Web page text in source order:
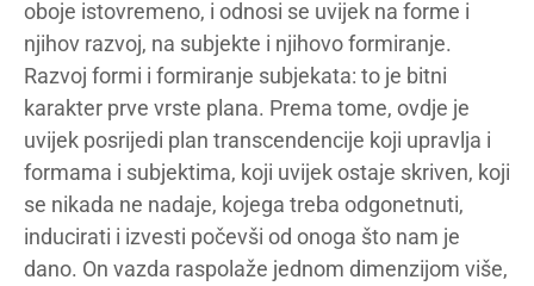
oboje istovremeno, i odnosi se uvijek na forme i
njihov razvoj, na subjekte i njihovo formiranje.
Razvoj formi i formiranje subjekata: to je bitni
karakter prve vrste plana. Prema tome, ovdje je
uvijek posrijedi plan transcendencije koji upravlja i
formama i subjektima, koji uvijek ostaje skriven, koji
se nikada ne nadaje, kojega treba odgonetnuti,
inducirati i izvesti počevši od onoga što nam je
dano. On vazda raspolaže jednom dimenzijom više,